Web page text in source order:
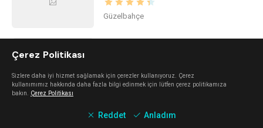
Güzelbahçe
Urla
Mano Del Sol
Çerez Politikası
Sizlere daha iyi hizmet sağlamak için çerezler kullanıyoruz. Çerez
kullanımımız hakkında daha fazla bilgi edinmek için lütfen çerez politikamıza
bakın. Çerez Politikası
Reddet Anladım